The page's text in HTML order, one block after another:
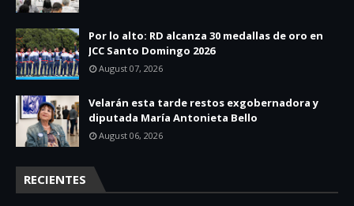
Por lo alto: RD alcanza 30 medallas de oro en
JCC Santo Domingo 2026
August 07, 2026
Velarán esta tarde restos exgobernadora y
diputada María Antonieta Bello
August 06, 2026
RECIENTES